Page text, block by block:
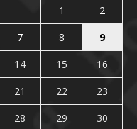
1
2
7 8
9
14 15
16
21 22
23
28 29
30